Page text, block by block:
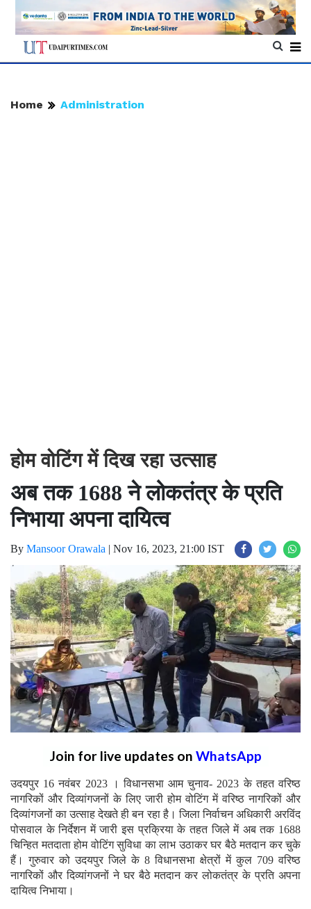
Home Administration
होम वोटिंग में दिख रहा उत्साह
अब तक 1688 ने लोकतंत्र के प्रति
निभाया अपना दायित्व
By Mansoor Orawala | Nov 16, 2023, 21:00 IST
Join for live updates on WhatsApp
उदयपुर 16 नवंबर 2023 । विधानसभा आम चुनाव- 2023 के तहत वरिष्ठ
नागरिकों और दिव्यांगजनों के लिए जारी होम वोटिंग में वरिष्ठ नागरिकों और
दिव्यांगजनों का उत्साह देखते ही बन रहा है। जिला निर्वाचन अधिकारी अरविंद
पोसवाल के निर्देशन में जारी इस प्रक्रिया के तहत जिले में अब तक 1688
चिन्हित मतदाता होम वोटिंग सुविधा का लाभ उठाकर घर बैठे मतदान कर चुके
हैं। गुरुवार को उदयपुर जिले के 8 विधानसभा क्षेत्रों में कुल 709 वरिष्ठ
नागरिकों और दिव्यांगजनों ने घर बैठे मतदान कर लोकतंत्र के प्रति अपना
दायित्व निभाया।